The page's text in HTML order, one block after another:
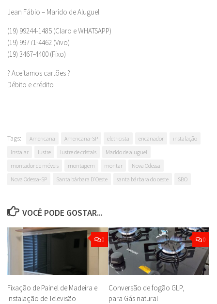
Jean Fábio – Marido de Aluguel
(19) 99244-1485 (Claro e WHATSAPP)
(19) 99771-4462 (Vivo)
(19) 3467-4400 (Fixo)
? Aceitamos cartões ?
Débito e crédito
Tags: Americana Americana-SP eletricista encanador
instalação
instalar
lustre lustre de cristais
Marido de aluguel
montador de móveis
montagem montar
Nova Odessa
Nova Odessa-SP
Santa bárbara D'Oeste santa bárbara do oeste SBO
VOCÊ PODE GOSTAR...
0
Fixação de Painel de Madeira e
Instalação de Televisão
0
Conversão de fogão GLP,
para Gás natural